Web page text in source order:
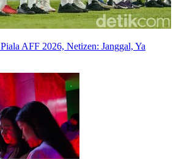
AFF 2026, Netizen: Janggal, Ya